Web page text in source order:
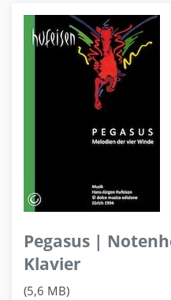
Pegasus |
Klavier
(5,6 MB)